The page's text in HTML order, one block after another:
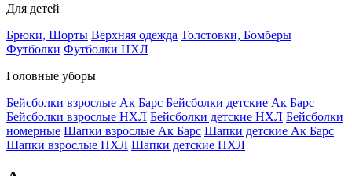
Для детей
Брюки, Шорты Верхняя одежда Толстовки, Бомберы
Футболки Футболки НХЛ
Головные уборы
Бейсболки взрослые Ак Барс Бейсболки детские Ак Барс
Бейсболки взрослые НХЛ Бейсболки детские НХЛ Бейсболки
номерные Шапки взрослые Ак Барс Шапки детские Ак Барс
Шапки взрослые НХЛ Шапки детские НХЛ